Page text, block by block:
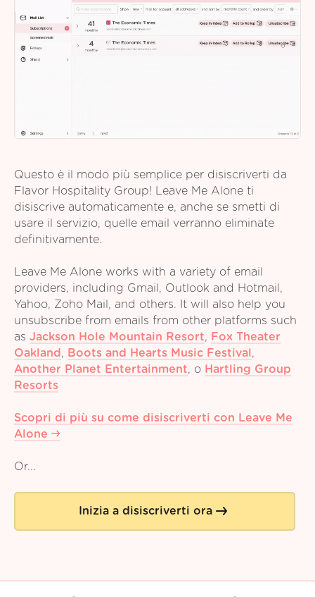
Questo è il modo più semplice per disiscriverti da
Flavor Hospitality Group! Leave Me Alone ti
disiscrive automaticamente e, anche se smetti di
usare il servizio, quelle email verranno eliminate
definitivamente.
Leave Me Alone works with a variety of email
providers, including Gmail, Outlook and Hotmail,
Yahoo, Zoho Mail, and others. It will also help you
unsubscribe from emails from other platforms such
as Jackson Hole Mountain Resort,
Fox Theater
Oakland , Boots and Hearts Music Festival ,
Another Planet Entertainment, o Hartling Group
Resorts
Scopri di più su come disiscriverti con Leave Me
Alone
Or...
Inizia a disiscriverti ora